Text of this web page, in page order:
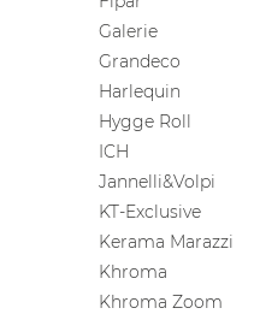
Galerie
Grandeco
Harlequin
Hygge Roll
ICH
Jannelli&Volpi
KT-Exclusive
Kerama Marazzi
Khroma
Khroma Zoom